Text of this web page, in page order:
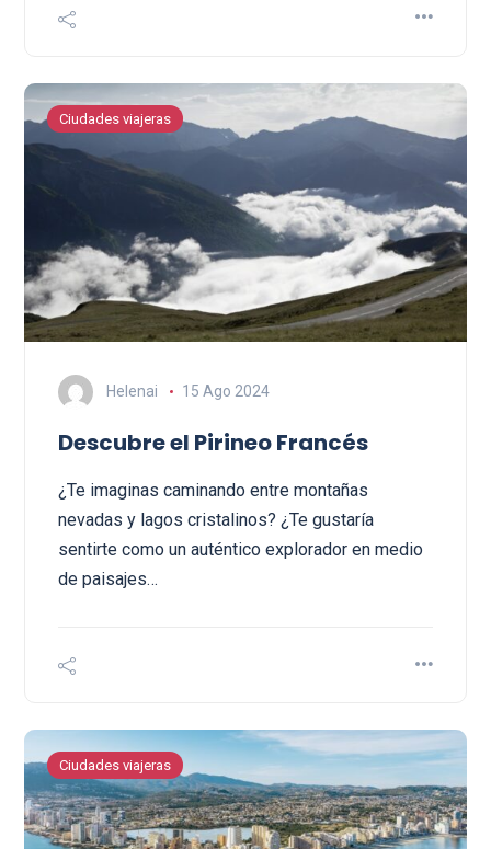
Ciudades viajeras
Helenai 15 Ago 2024
Descubre el Pirineo Francés
¿Te imaginas caminando entre montañas
nevadas y lagos cristalinos? ¿Te gustaría
sentirte como un auténtico explorador en medio
de paisajes…
Ciudades viajeras